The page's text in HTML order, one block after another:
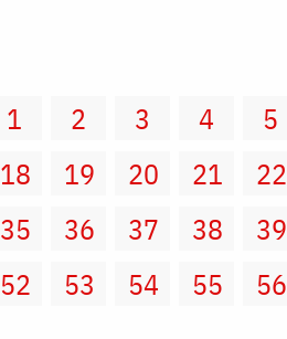
1 2 3 4 5
18
19 20 21 22
35
36 37 38 39
52
53 54 55 56